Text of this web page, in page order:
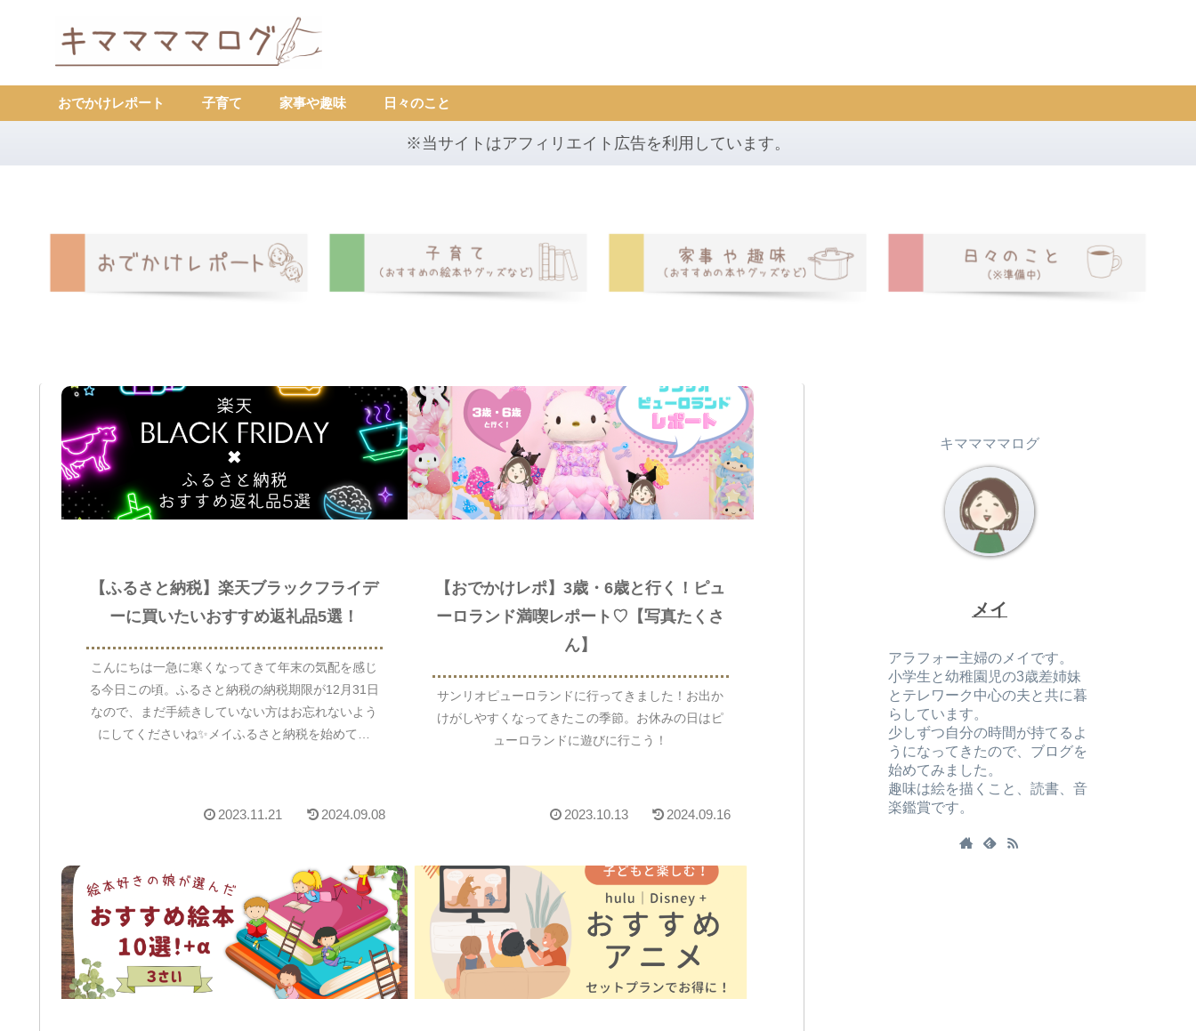
おでかけレポート 子育て 家事や趣味 日々のこと
※当サイトはアフィリエイト広告を利用しています。
【ふるさと納税】楽天ブラックフライデ
ーに買いたいおすすめ返礼品5選！
こんにちは一急に寒くなってきて年末の気配を感じ
る今日この頃。ふるさと納税の納税期限が12月31日
なので、まだ手続きしていない方はお忘れないよう
にしてくださいね✨メイふるさと納税を始めて数
2023.11.21 2024.09.08
【おでかけレポ】3歳・6歳と行く！ピュ
ーロランド満喫レポート♡【写真たくさ
ん】
サンリオピューロランドに行ってきました！お出か
けがしやすくなってきたこの季節。お休みの日はピ
ューロランドに遊びに行こう！
2023.10.13 2024.09.16
キママママログ
メイ
アラフォー主婦のメイです。
小学生と幼稚園児の3歳差姉妹
とテレワーク中心の夫と共に暮
らしています。
少しずつ自分の時間が持てるよ
うになってきたので、ブログを
始めてみました。
趣味は絵を描くこと、読書、音
楽鑑賞です。